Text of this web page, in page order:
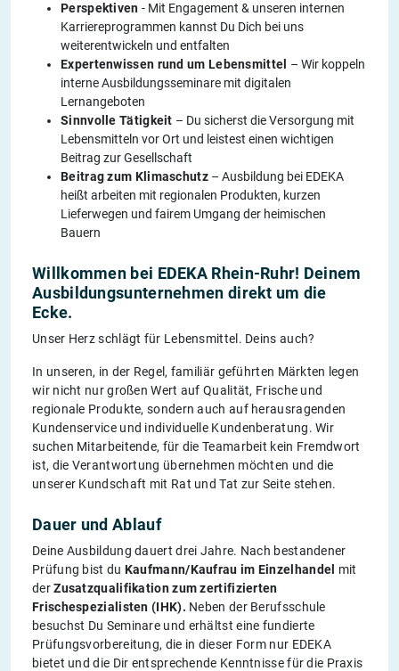
Perspektiven - Mit Engagement & unseren internen
Karriereprogrammen kannst Du Dich bei uns
weiterentwickeln und entfalten
Expertenwissen rund um Lebensmittel – Wir koppeln
interne Ausbildungsseminare mit digitalen
Lernangeboten
Sinnvolle Tätigkeit – Du sicherst die Versorgung mit
Lebensmitteln vor Ort und leistest einen wichtigen
Beitrag zur Gesellschaft
Beitrag zum Klimaschutz– Ausbildung bei EDEKA
heißt arbeiten mit regionalen Produkten, kurzen
Lieferwegen und fairem Umgang der heimischen
Bauern
Willkommen bei EDEKA Rhein-Ruhr! Deinem
Ausbildungsunternehmen direkt um die
Ecke.
Unser Herz schlägt für Lebensmittel. Deins auch?
In unseren, in der Regel, familiär geführten Märkten legen
wir nicht nur großen Wert auf Qualität, Frische und
regionale Produkte, sondern auch auf herausragenden
Kundenservice und individuelle Kundenberatung. Wir
suchen Mitarbeitende, für die Teamarbeit kein Fremdwort
ist, die Verantwortung übernehmen möchten und die
unserer Kundschaft mit Rat und Tat zur Seite stehen.
Dauer und Ablauf
Deine Ausbildung dauert drei Jahre. Nach bestandener
Prüfung bist du Kaufmann/Kaufrau im Einzelhandel mit
derZusatzqualifikation zum zertifizierten
Frischespezialisten (IHK). Neben der Berufsschule
besuchst Du Seminare und erhältst eine fundierte
Prüfungsvorbereitung, die in dieser Form nur EDEKA
bietet und die Dir entsprechende Kenntnisse für die Praxis